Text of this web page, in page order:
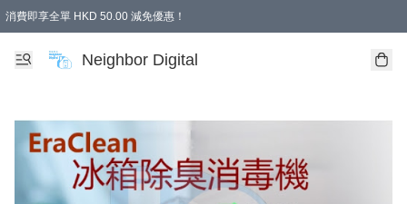
消費即享全單 HKD 50.00 減免優惠！
Neighbor Digital